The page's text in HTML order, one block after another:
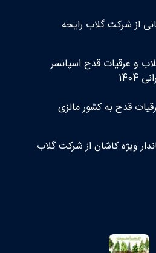
از شرکت گلاب رایحه
و عرقیات قدح اسپانسر
قدح به کشور مالزی
ویژه کاشان از شرکت گلاب